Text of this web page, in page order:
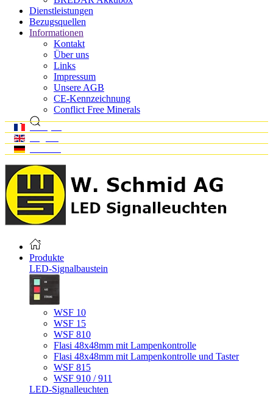
Dienstleistungen
Bezugsquellen
Informationen
Kontakt
Über uns
Links
Impressum
Unsere AGB
CE-Kennzeichnung
Conflict Free Minerals
Français
Produkte
LED-Signalbaustein
WSF 10
WSF 15
WSF 810
Flasi 48x48mm mit Lampenkontrolle
Flasi 48x48mm mit Lampenkontrolle und Taster
WSF 815
WSF 910 / 911
LED-Signalleuchten